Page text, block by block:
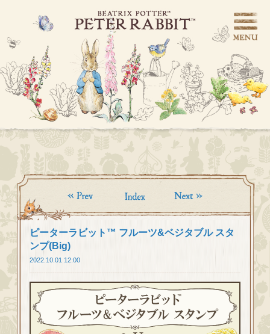
ピーターラビット™ フルーツ&ベジタブル スタ
ンプ(Big)
2022.10.01 12:00